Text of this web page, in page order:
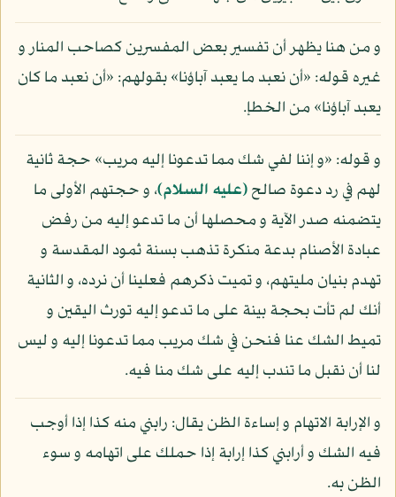
و من هنا يظهر أن تفسير بعض المفسرين كصاحب المنار و
غيره قوله: «أن نعبد ما يعبد آباؤنا» بقولهم: «أن نعبد ما كان
يعبد آباؤنا» من الخطإ.
و قوله: «و إننا لفي شك مما تدعونا إليه مريب» حجة ثانية
لهم في رد دعوة صالح(عليه السلام)، و حجتهم الأولى ما
يتضمنه صدر الآية و محصلها أن ما تدعو إليه من رفض
عبادة الأصنام بدعة منكرة تذهب بسنة ثمود المقدسة و
تهدم بنيان مليتهم، و تميت ذكرهم فعلينا أن نرده، و الثانية
أنك لم تأت بحجة بينة على ما تدعو إليه تورث اليقين و
تميط الشك عنا فنحن في شك مريب مما تدعونا إليه و ليس
لنا أن نقبل ما تندب إليه على شك منا فيه.
و الإرابة الاتهام و إساءة الظن يقال: رابني منه كذا إذا أوجب
فيه الشك و أرابني كذا إرابة إذا حملك على اتهامه و سوء
الظن به.